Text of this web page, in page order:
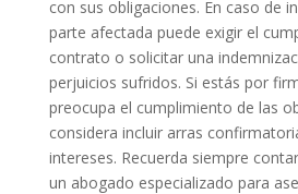
con sus obligaciones. En caso de
parte afectada puede exigir el
contrato o solicitar una
perjuicios sufridos. Si estás por
preocupa el cumplimiento de las
considera incluir arras
intereses. Recuerda siempre
un abogado especializado para